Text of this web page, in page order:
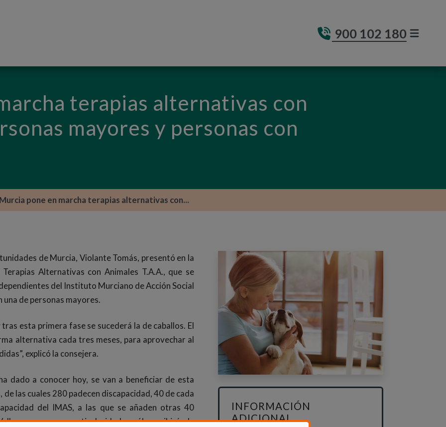
900 102 180
terapias alternativas con
mayores y personas con
Murcia pone en marcha terapias alternativas con...
de Murcia, Violante Tomás, presentó en la
Alternativas con Animales T.A.A., que se
del Instituto Murciano de Acción Social
una de personas mayores.
esta primera fase se sucederá la de caballos. El
alternativa cada tres meses, para aprovechar al
explicó la consejera.
dado a conocer hoy, se van a beneficiar de esta
las cuales 280 padecen discapacidad, 40 de cada
del IMAS, a las que se añaden otras 40
que por sus particularidades sólo recibirán la
INFORMACIÓN
ADICIONAL